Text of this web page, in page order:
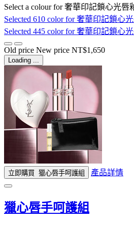
Select a colourfor 奢華印記鎖心光唇
Selected 610 color for 奢華印記鎖心
Selected 445 color for 奢華印記鎖心
Old price New price NT$1,650
Loading ...
立即購買 獵心唇手呵護組 產品詳情
獵心唇手呵護組